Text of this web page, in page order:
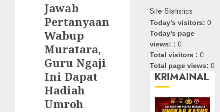
Jawab
Pertanyaan
Wabup
Muratara,
Guru Ngaji
Ini Dapat
Hadiah
Umroh
Site Statistics
Today's visitors:0
Today's page
views: :0
Total visitors :0
Total page views:0
KRIMAINAL